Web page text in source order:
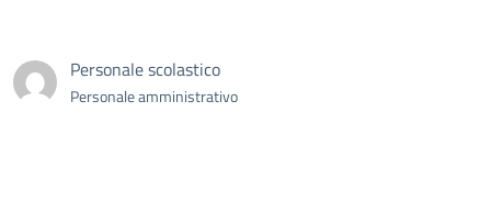
Personale scolastico
Personale amministrativo